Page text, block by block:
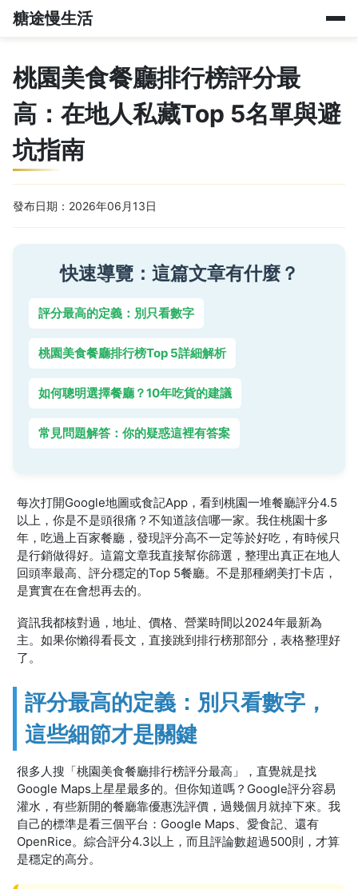
糖途慢生活
桃園美食餐廳排行榜評分最
高：在地人私藏Top 5名單與避
坑指南
發布日期：2026年06月13日
快速導覽：這篇文章有什麼？
評分最高的定義：別只看數字
桃園美食餐廳排行榜Top 5詳細解析
如何聰明選擇餐廳？10年吃貨的建議
常見問題解答：你的疑惑這裡有答案
每次打開Google地圖或食記App，看到桃園一堆餐廳評分4.5
以上，你是不是頭很痛？不知道該信哪一家。我住桃園十多
年，吃過上百家餐廳，發現評分高不一定等於好吃，有時候只
是行銷做得好。這篇文章我直接幫你篩選，整理出真正在地人
回頭率最高、評分穩定的Top 5餐廳。不是那種網美打卡店，
是實實在在會想再去的。
資訊我都核對過，地址、價格、營業時間以2024年最新為
主。如果你懶得看長文，直接跳到排行榜那部分，表格整理好
了。
評分最高的定義：別只看數字，
這些細節才是關鍵
很多人搜「桃園美食餐廳排行榜評分最高」，直覺就是找
Google Maps上星星最多的。但你知道嗎？Google評分容易
灌水，有些新開的餐廳靠優惠洗評價，過幾個月就掉下來。我
自己的標準是看三個平台：Google Maps、愛食記、還有
OpenRice。綜合評分4.3以上，而且評論數超過500則，才算
是穩定的高分。